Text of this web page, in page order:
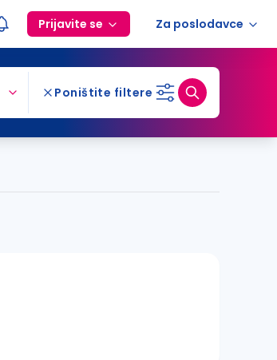
Prijavite se Za poslodavce
Poništite filtere